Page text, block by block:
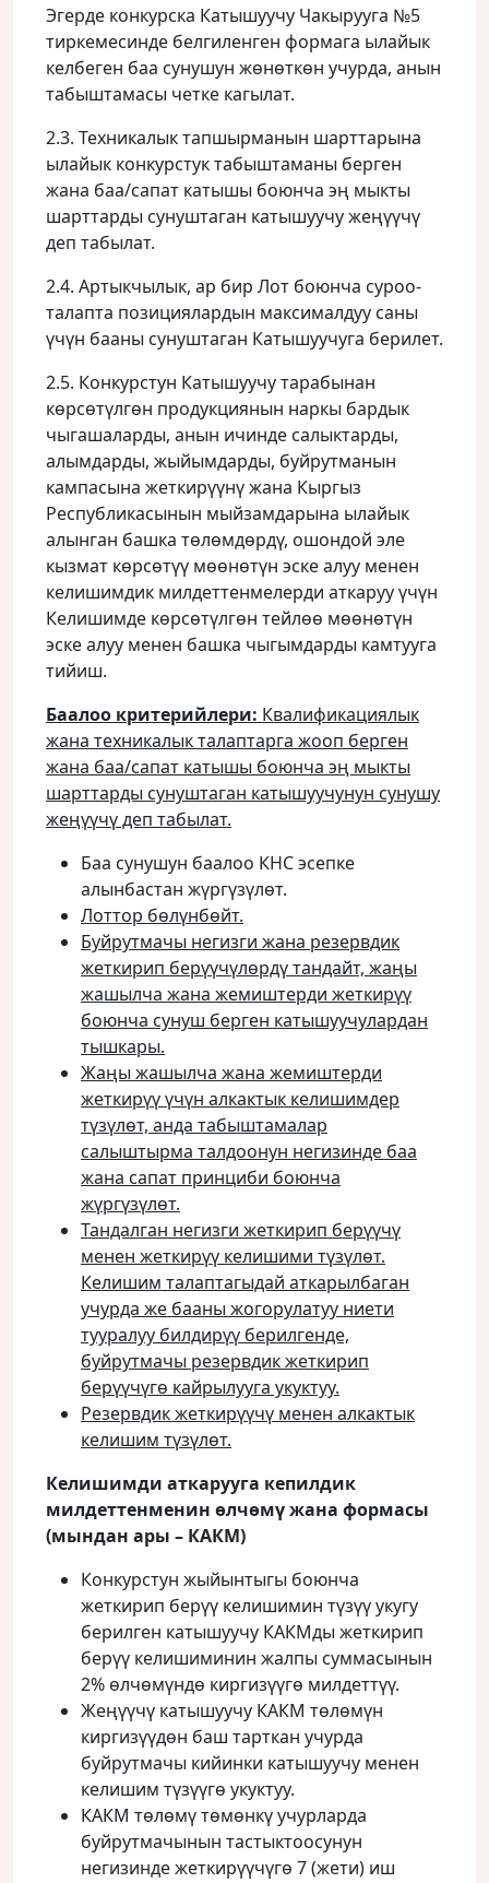
Эгерде конкурска Катышуучу Чакырууга №5
тиркемесинде белгиленген формага ылайык
келбеген баа сунушун жөнөткөн учурда, анын
табыштамасы четке кагылат.
2.3. Техникалык тапшырманын шарттарына
ылайык конкурстук табыштаманы берген
жана баа/сапат катышы боюнча эң мыкты
шарттарды сунуштаган катышуучу жеңүүчү
деп табылат.
2.4. Артыкчылык, ар бир Лот боюнча суроо-
талапта позициялардын максималдуу саны
үчүн бааны сунуштаган Катышуучуга берилет.
2.5. Конкурстун Катышуучу тарабынан
көрсөтүлгөн продукциянын наркы бардык
чыгашаларды, анын ичинде салыктарды,
алымдарды, жыйымдарды, буйрутманын
кампасына жеткирүүнү жана Кыргыз
Республикасынын мыйзамдарына ылайык
алынган башка төлөмдөрдү, ошондой эле
кызмат көрсөтүү мөөнөтүн эске алуу менен
келишимдик милдеттенмелерди аткаруу үчүн
Келишимде көрсөтүлгөн тейлөө мөөнөтүн
эске алуу менен башка чыгымдарды камтууга
тийиш.
Баалоо критерийлери: Квалификациялык
жана техникалык талаптарга жооп берген
жана баа/сапат катышы боюнча эң мыкты
шарттарды сунуштаган катышуучунун сунушу
жеңүүчү деп табылат.
Баа сунушун баалоо КНС эсепке
алынбастан жүргүзүлөт.
Лоттор бөлүнбөйт.
Буйрутмачы негизги жана резервдик
жеткирип берүүчүлөрдү тандайт, жаңы
жашылча жана жемиштерди жеткирүү
боюнча сунуш берген катышуучулардан
тышкары.
Жаңы жашылча жана жемиштерди
жеткирүү үчүн алкактык келишимдер
түзүлөт, анда табыштамалар
салыштырма талдоонун негизинде баа
жана сапат принциби боюнча
жүргүзүлөт.
Тандалган негизги жеткирип берүүчү
менен жеткирүү келишими түзүлөт.
Келишим талаптагыдай аткарылбаган
учурда же бааны жогорулатуу ниети
тууралуу билдирүү берилгенде,
буйрутмачы резервдик жеткирип
берүүчүгө кайрылууга укуктуу.
Резервдик жеткирүүчү менен алкактык
келишим түзүлөт.
Келишимди аткарууга кепилдик
милдеттенменин өлчөмү жана формасы
(мындан ары – КАКМ)
Конкурстун жыйынтыгы боюнча
жеткирип берүү келишимин түзүү укугу
берилген катышуучу КАКМды жеткирип
берүү келишиминин жалпы суммасынын
2% өлчөмүндө киргизүүгө милдеттүү.
Жеңүүчү катышуучу КАКМ төлөмүн
киргизүүдөн баш тарткан учурда
буйрутмачы кийинки катышуучу менен
келишим түзүүгө укуктуу.
КАКМ төлөмү төмөнкү учурларда
буйрутмачынын тастыктоосунун
негизинде жеткирүүчүгө 7 (жети) иш